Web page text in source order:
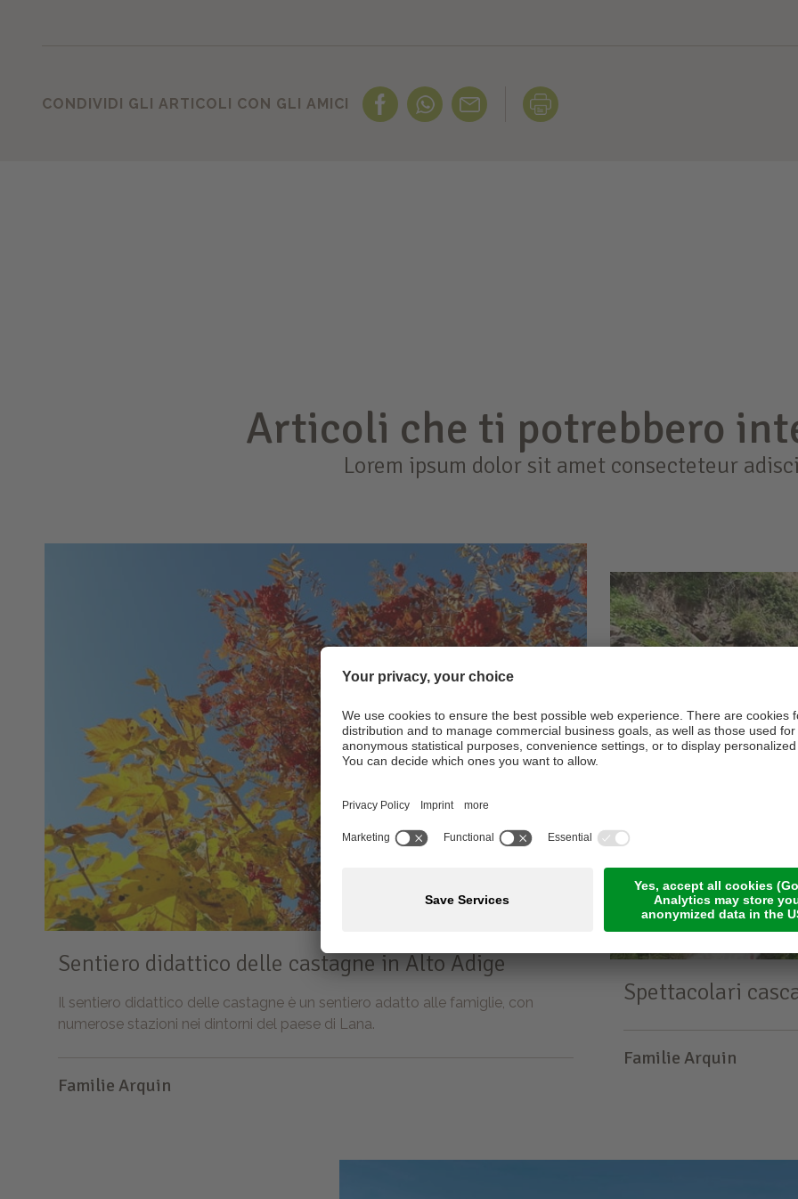
CONDIVIDI GLI ARTICOLI CON GLI AMICI
Articoli che ti potrebbero
Lorem ipsum dolor sit amet consecteteur
Sentiero didattico delle castagne in Alto Adige
Il sentiero didattico delle castagne è un sentiero adatto alle famiglie, con
numerose stazioni nei dintorni del paese di Lana.
Familie Arquin
Spettacolari
Familie Arquin